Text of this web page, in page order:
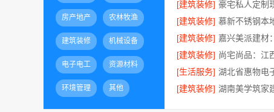
房产地产 农林牧渔
建筑装修 机械设备
电子电工 资源材料
环境管理 其他
[建筑装修]
[建筑装修] 慕新不锈钢本
[建筑装修]
[建筑装修]
[生活服务]
[建筑装修]